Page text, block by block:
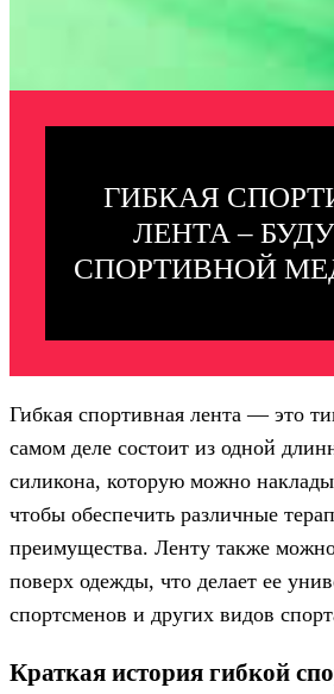
ГИБКАЯ
ЛЕНТА –
СПОРТИВНОЙ
Гибкая спортивная лента — это
самом деле состоит из одной
силикона, которую можно
чтобы обеспечить различные
преимущества. Ленту также можно
поверх одежды, что делает ее
спортсменов и других видов
Краткая история гибкой